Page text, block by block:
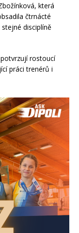
která
čtrnácté
disciplíně
rostoucí
práci trenérů i